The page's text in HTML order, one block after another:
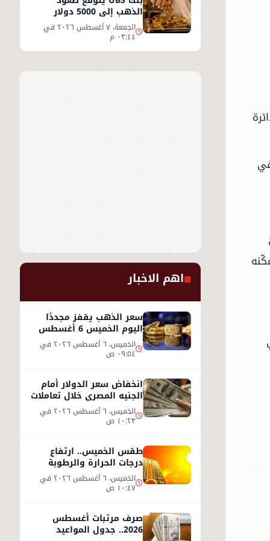
الذهب إلى 5000 دولار
للأوقية - التفاصيل الجمعة، ٧ أغسطس ٢٠٢٦ في
٠٣:٤٤ م
اهم الاخبار
سعر الذهب يقفز مجددًا
اليوم الخميس 6 أغسطس
2026.. وعيار 21 يسجل هذا
المستوى الخميس، ٦ أغسطس ٢٠٢٦ في
٠٩:٥٤ ص
انخفاض سعر الدولار أمام
الجنيه المصري خلال تعاملات
الخميس 6 أغسطس 2026 الخميس، ٦ أغسطس ٢٠٢٦ في
١٠:٢٣ ص
طقس الخميس.. ارتفاع
درجات الحرارة والرطوبة
يزيدان الإحساس بالحر الخميس، ٦ أغسطس ٢٠٢٦ في
١٠:٤٧ ص
صرف مرتبات أغسطس
2026.. جدول المواعيد